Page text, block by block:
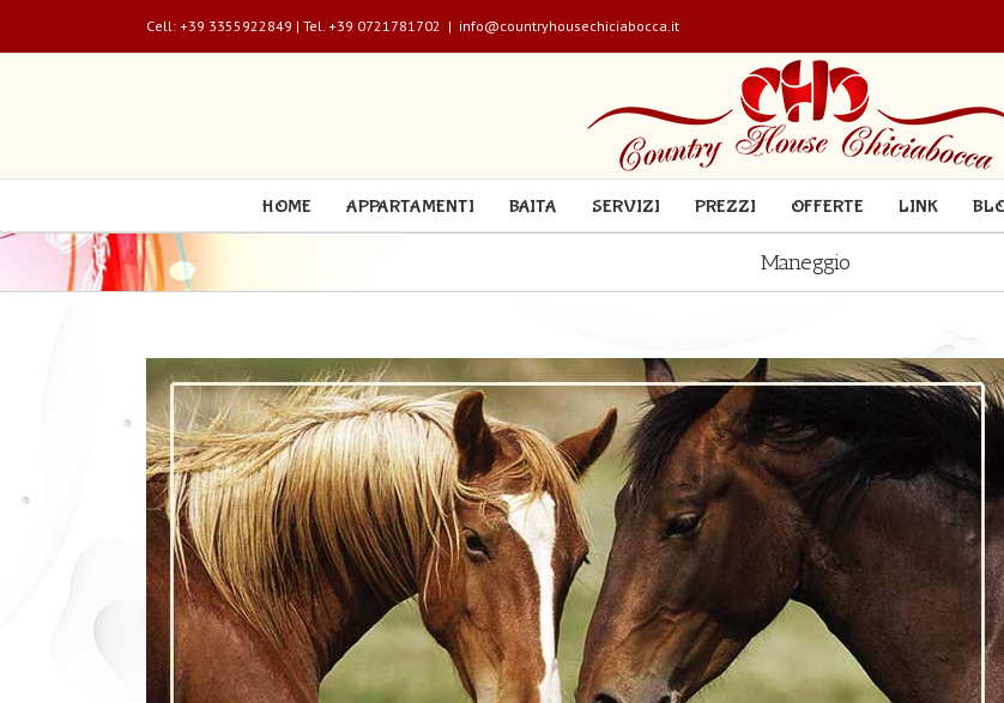
Cell: +39 3355922849 | Tel. +39 0721781702 | info@countryhousechiciabocca.it
HOME APPARTAMENTI BAITA SERVIZI PREZZI OFFERTE LINK
Maneggio